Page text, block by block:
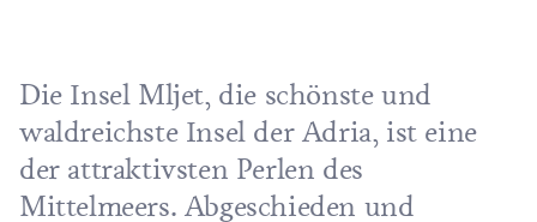
Die Insel Mljet, die schönste und
waldreichste Insel der Adria, ist eine
der attraktivsten Perlen des
Mittelmeers. Abgeschieden und